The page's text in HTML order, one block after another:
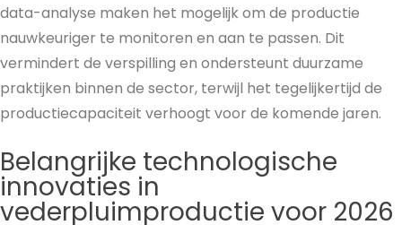
data-analyse maken het mogelijk om de productie
nauwkeuriger te monitoren en aan te passen. Dit
vermindert de verspilling en ondersteunt duurzame
praktijken binnen de sector, terwijl het tegelijkertijd de
productiecapaciteit verhoogt voor de komende jaren.
Belangrijke technologische
innovaties in
vederpluimproductie voor 2026